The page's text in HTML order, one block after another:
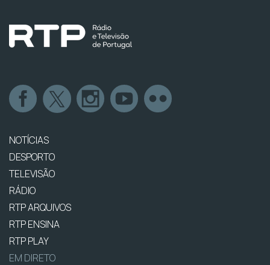
NOTÍCIAS
DESPORTO
TELEVISÃO
RÁDIO
RTP ARQUIVOS
RTP ENSINA
RTP PLAY
EM DIRETO